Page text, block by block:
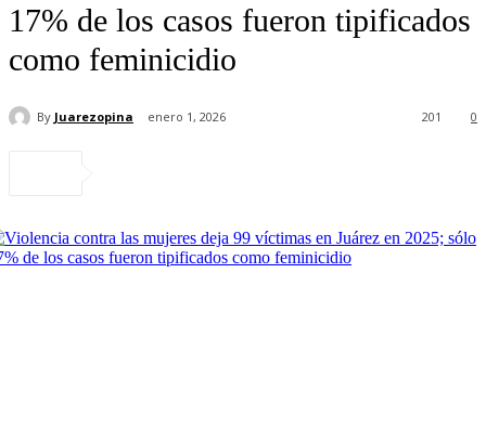
17% de los casos fueron tipificados
como feminicidio
By Juarezopina enero 1, 2026 0
201